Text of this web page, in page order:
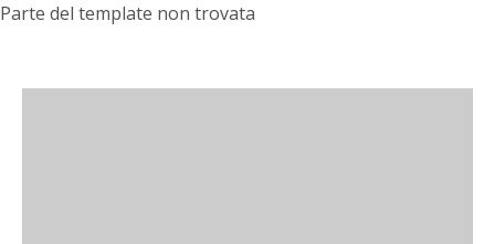
Parte del template non trovata